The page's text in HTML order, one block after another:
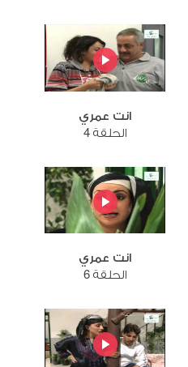
انت عمري
الحلقة 4
انت عمري
الحلقة 6